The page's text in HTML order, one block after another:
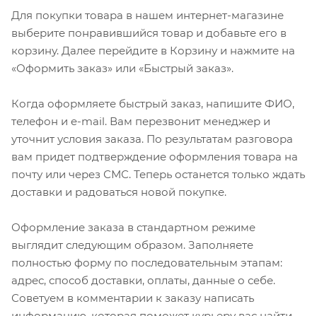
Для покупки товара в нашем интернет-магазине
выберите понравившийся товар и добавьте его в
корзину. Далее перейдите в Корзину и нажмите на
«Оформить заказ» или «Быстрый заказ».
Когда оформляете быстрый заказ, напишите ФИО,
телефон и e-mail. Вам перезвонит менеджер и
уточнит условия заказа. По результатам разговора
вам придет подтверждение оформления товара на
почту или через СМС. Теперь останется только ждать
доставки и радоваться новой покупке.
Оформление заказа в стандартном режиме
выглядит следующим образом. Заполняете
полностью форму по последовательным этапам:
адрес, способ доставки, оплаты, данные о себе.
Советуем в комментарии к заказу написать